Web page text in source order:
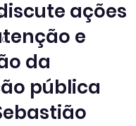
ações
e
da
pública